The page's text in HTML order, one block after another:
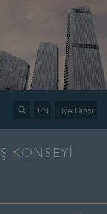
EN Üye Girişi
KONSEYİ